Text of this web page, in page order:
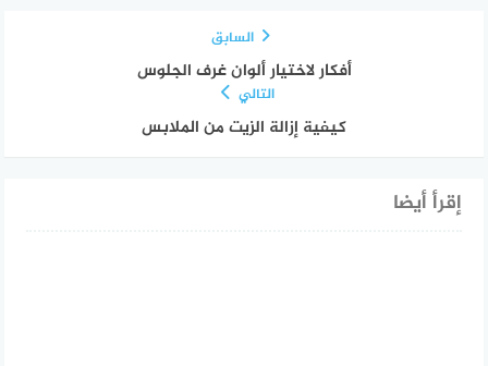
السابق
أفكار لاختيار ألوان غرف الجلوس
التالي
كيفية إزالة الزيت من الملابس
إقرأ أيضا